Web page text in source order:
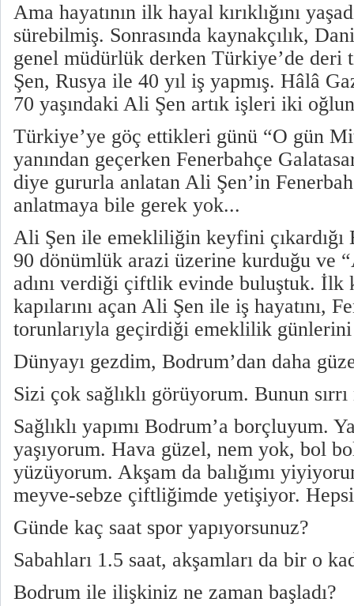
Ama hayatının ilk hayal kırıklığını
sürebilmiş. Sonrasında kaynakçılık,
genel müdürlük derken Türkiye’de deri
Şen, Rusya ile 40 yıl iş yapmış. Hâlâ
70 yaşındaki Ali Şen artık işleri iki
Türkiye’ye göç ettikleri günü “O gün
yanından geçerken Fenerbahçe
diye gururla anlatan Ali Şen’in
anlatmaya bile gerek yok...
Ali Şen ile emekliliğin keyfini çıkardığı
90 dönümlük arazi üzerine kurduğu ve
adını verdiği çiftlik evinde buluştuk. İlk
kapılarını açan Ali Şen ile iş hayatını,
torunlarıyla geçirdiği emeklilik
Dünyayı gezdim, Bodrum’dan daha
Sizi çok sağlıklı görüyorum. Bunun sırrı
Sağlıklı yapımı Bodrum’a borçluyum.
yaşıyorum. Hava güzel, nem yok, bol
yüzüyorum. Akşam da balığımı
meyve-sebze çiftliğimde yetişiyor.
Günde kaç saat spor yapıyorsunuz?
Sabahları 1.5 saat, akşamları da bir o
Bodrum ile ilişkiniz ne zaman başladı?